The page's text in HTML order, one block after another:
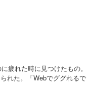
疲れた時に見つけたもの
れた。「Webでググれる